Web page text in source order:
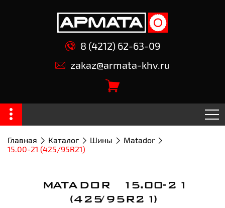
8 (4212) 62-63-09
zakaz@armata-khv.ru
Главная Каталог Шины
Matador
15.00-21 (425/95R21)
MATADOR 15.00-21
(425/95R21)